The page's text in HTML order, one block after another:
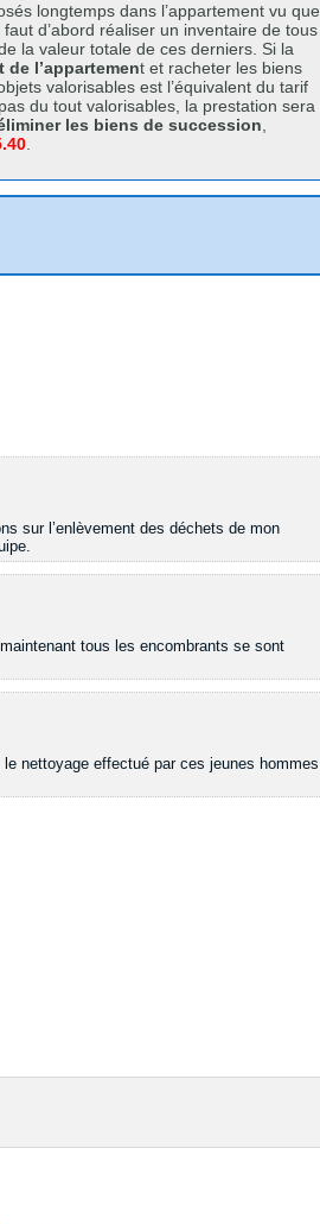
longtemps dans l’appartement vu que
d’abord réaliser un inventaire de tous
la valeur totale de ces derniers. Si la
de l’appartement et racheter les biens
valorisables est l’équivalent du tarif
du tout valorisables, la prestation sera
les biens de succession,
.
sur l’enlèvement des déchets de mon
tous les encombrants se sont
nettoyage effectué par ces jeunes hommes